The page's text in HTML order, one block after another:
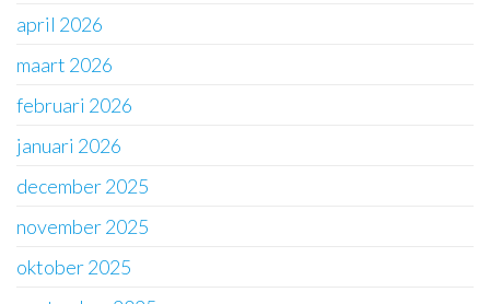
april 2026
maart 2026
februari 2026
januari 2026
december 2025
november 2025
oktober 2025